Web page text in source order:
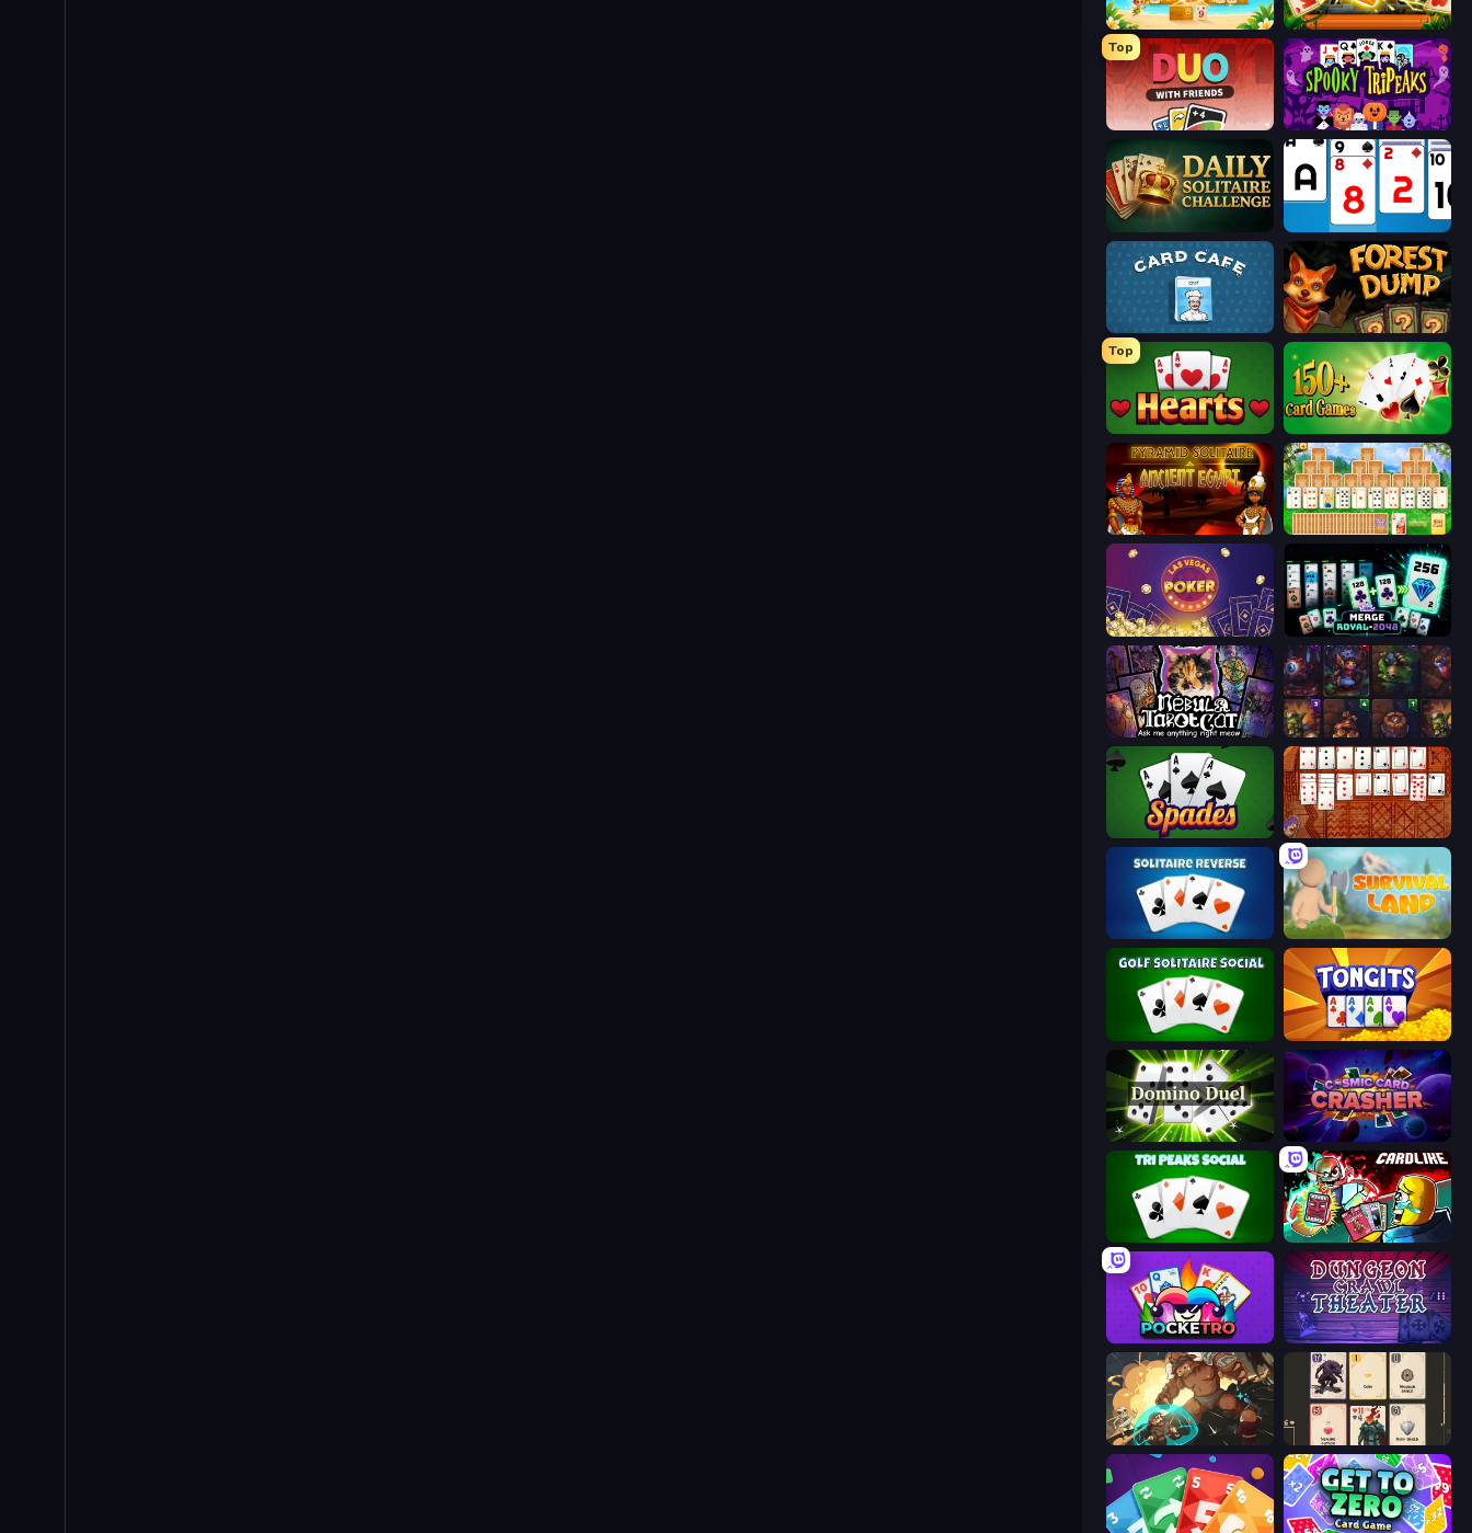
Solitaire TriPeaks Solitaire: The Great Journey
Top
DUO With Friends Spooky Tripeaks
Social Solitaire
Card Cafe Forest Dump
Top
Hearts: Classic
Pyramid Solitaire Ancient Egypt Magic Towers Solitaire
Las Vegas Poker Merge Royal
Nébula Tarot Cat Cards Keeper
Spades Algerian Solitaire
Solitaire Reverse Survival Land
Golf Solitaire Tongits
Domino Duel Cosmic Card Crasher
Tri Peaks Social Cardlike
Pocketro Dungeon Crawl Theater
Dungeon of Terror Forward